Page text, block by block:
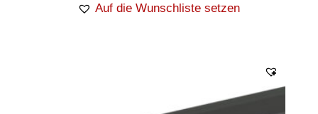
Auf die Wunschliste setzen